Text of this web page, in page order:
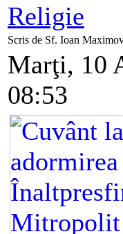
Religie
Scris de Sf. Ioan
Marţi, 10
08:53